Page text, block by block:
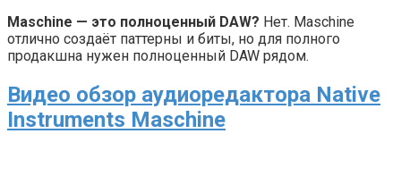
Maschine — это полноценный DAW? Нет. Maschine
отлично создаёт паттерны и биты, но для полного
продакшна нужен полноценный DAW рядом.
Видео обзор аудиоредактора Native
Instruments Maschine